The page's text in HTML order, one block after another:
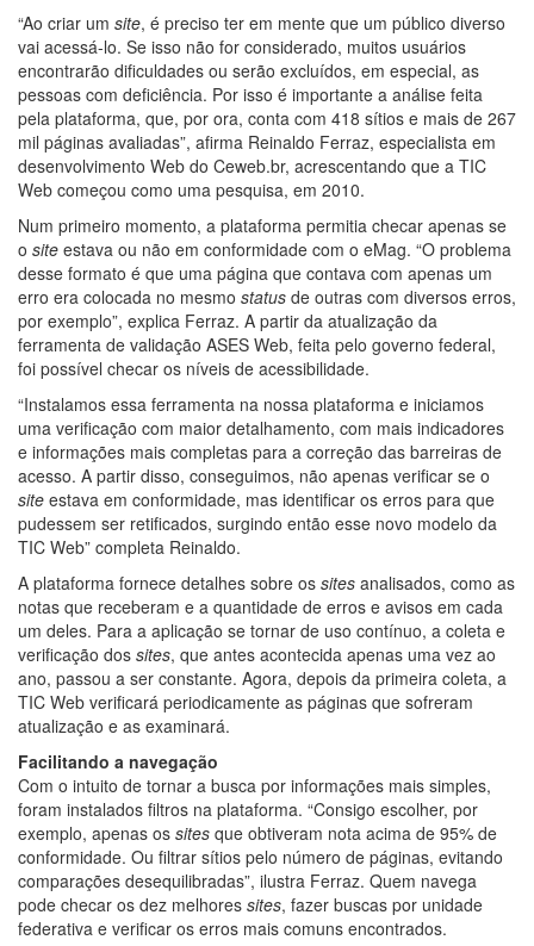
“Ao criar um site, é preciso ter em mente que um público diverso
vai acessá-lo. Se isso não for considerado, muitos usuários
encontrarão dificuldades ou serão excluídos, em especial, as
pessoas com deficiência. Por isso é importante a análise feita
pela plataforma, que, por ora, conta com 418 sítios e mais de 267
mil páginas avaliadas”, afirma Reinaldo Ferraz, especialista em
desenvolvimento Web do Ceweb.br, acrescentando que a TIC
Web começou como uma pesquisa, em 2010.
Num primeiro momento, a plataforma permitia checar apenas se
o site estava ou não em conformidade com o eMag. “O problema
desse formato é que uma página que contava com apenas um
erro era colocada no mesmo status de outras com diversos erros,
por exemplo”, explica Ferraz. A partir da atualização da
ferramenta de validação ASES Web, feita pelo governo federal,
foi possível checar os níveis de acessibilidade.
“Instalamos essa ferramenta na nossa plataforma e iniciamos
uma verificação com maior detalhamento, com mais indicadores
e informações mais completas para a correção das barreiras de
acesso. A partir disso, conseguimos, não apenas verificar se o
site estava em conformidade, mas identificar os erros para que
pudessem ser retificados, surgindo então esse novo modelo da
TIC Web” completa Reinaldo.
A plataforma fornece detalhes sobre os sites analisados, como as
notas que receberam e a quantidade de erros e avisos em cada
um deles. Para a aplicação se tornar de uso contínuo, a coleta e
verificação dos sites, que antes acontecida apenas uma vez ao
ano, passou a ser constante. Agora, depois da primeira coleta, a
TIC Web verificará periodicamente as páginas que sofreram
atualização e as examinará.
Facilitando a navegação
Com o intuito de tornar a busca por informações mais simples,
foram instalados filtros na plataforma. “Consigo escolher, por
exemplo, apenas os sites que obtiveram nota acima de 95% de
conformidade. Ou filtrar sítios pelo número de páginas, evitando
comparações desequilibradas”, ilustra Ferraz. Quem navega
pode checar os dez melhores sites, fazer buscas por unidade
federativa e verificar os erros mais comuns encontrados.